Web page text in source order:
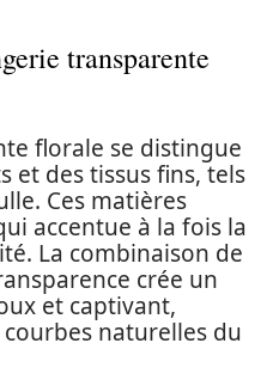
transparente
florale se distingue
et des tissus fins, tels
Ces matières
accentue à la fois la
La combinaison de
crée un
et captivant,
naturelles du